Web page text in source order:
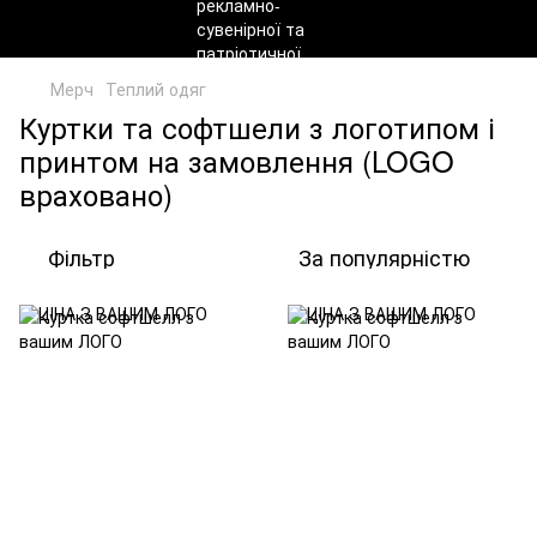
Мерч Теплий одяг
Куртки та софтшели з логотипом і
принтом на замовлення (LOGO
враховано)
Фільтр За популярністю